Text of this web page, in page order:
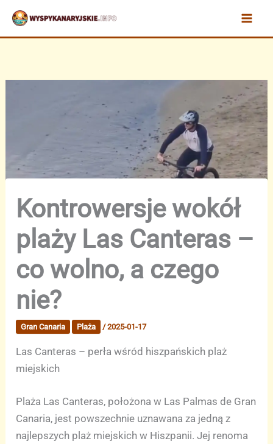
Przejdź
treści
Kontrowersje wokół
plaży Las Canteras –
co wolno, a czego
nie?
Gran Canaria Plaża /2025-01-17
Las Canteras – perła wśród hiszpańskich plaż
miejskich
Plaża Las Canteras, położona w Las Palmas de Gran
Canaria, jest powszechnie uznawana za jedną z
najlepszych plaż miejskich w Hiszpanii. Jej renoma